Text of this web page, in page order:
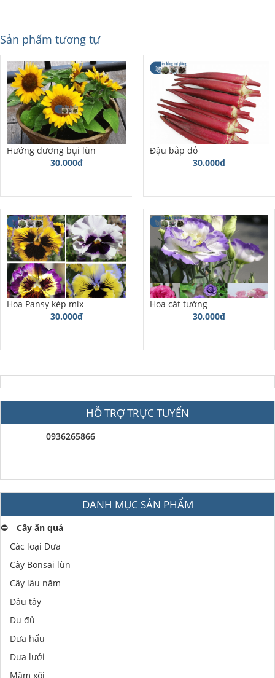
Sản phẩm tương tự
Hướng dương bụi lùn
30.000đ
Đậu bắp đỏ
30.000đ
Hoa Pansy kép mix
30.000đ
Hoa cát tường
30.000đ
HỖ TRỢ TRỰC TUYẾN
0936265866
DANH MỤC SẢN PHẨM
⛔️
Cây ăn quả
Các loại Dưa
Cây Bonsai lùn
Cây lâu năm
Dâu tây
Đu đủ
Dưa hấu
Dưa lưới
Mâm xôi